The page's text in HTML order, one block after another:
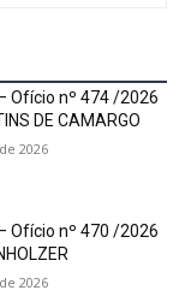
Ofício nº 474 /2026
DE CAMARGO
2026
Ofício nº 470 /2026
2026